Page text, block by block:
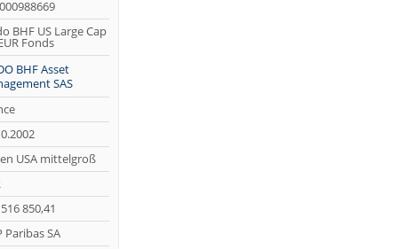
BHF US Large Cap
Fonds
BHF Asset
SAS
USA mittelgroß
850,41
Paribas SA